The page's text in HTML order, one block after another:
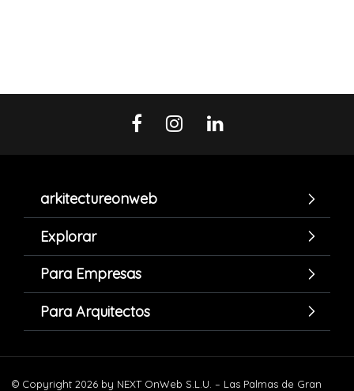
arkitectureonweb
Explorar
Para Empresas
Para Arquitectos
© Copyright 2026 by NEXT OnWeb S.L.U. – Las Palmas de Gran